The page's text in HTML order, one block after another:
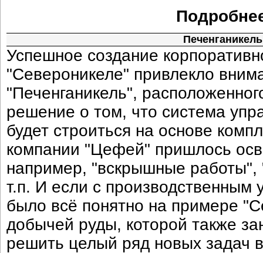
Успешное создание
"Североникеле" привлекло
"Печенганикель",
решение о том, что система
будет строиться на основе
компании "Цефей" пришлось
например, "вскрышные
т.п. И если с
было всё понятно на примере
добычей руды, которой также
решить целый ряд новых задач